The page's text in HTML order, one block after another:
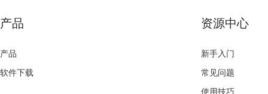
产品
产品
软件下载
资源中心
新手入门
常见问题
使用技巧